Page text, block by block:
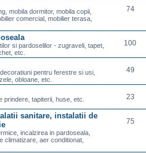
mobila dormitor, mobila copii,
comercial, mobilier terasa,
74
si pardoselilor - zugraveli, tapet,
etc.
100
pentru ferestre si usi,
obloane, etc.
49
prindere, tapiterii, huse, etc. 23
sanitare, instalatii de
incalzirea in pardoseala,
climatizare, aer conditionat,
75